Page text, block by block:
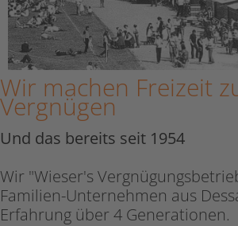
Wir machen Freizeit
Vergnügen
Und das bereits seit 1954
Wir "Wieser's
Familien-Unternehmen aus
Erfahrung über 4 Generationen.